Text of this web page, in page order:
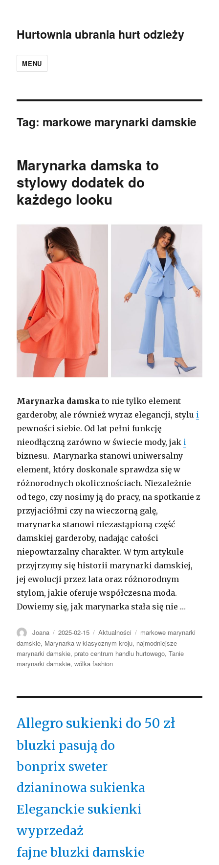
Hurtownia ubrania hurt odzieży
MENU
Tag: markowe marynarki damskie
Marynarka damska to
stylowy dodatek do
każdego looku
Marynarka damska to nie tylko element
garderoby, ale również wyraz elegancji, stylu i
pewności siebie. Od lat pełni funkcję
nieodłączną zarówno w świecie mody, jak i
biznesu. Marynarka stanowi uniwersalny
element, który doskonale sprawdza się w
różnorodnych okolicznościach. Niezależnie
od tego, czy nosimy ją do pracy, na spotkanie z
przyjaciółmi czy na wieczorną galę,
marynarka stanowi niezastąpioną część
damskiej garderoby, nadając całości
niepowtarzalny charakter. W tym artykule
przyjrzymy się historii marynarki damskiej,
jej ewolucji przez lata oraz różnorodnym
stylom, jakie oferuje współczesna moda.
Dowiemy się, jak marynarka stała się nie …
Autor
Joana Opublikowano
2025-02-15 Kategorie
Aktualności Tagi
markowe marynarki
damskie, Marynarka w klasycznym kroju, najmodniejsze
marynarki damskie,prato centrum handlu hurtowego,Tanie
marynarki damskie,wólka fashion
Allegro sukienki do 50 zł
bluzki pasują do
bonprix sweter
dzianinowa sukienka
Eleganckie sukienki
wyprzedaż
fajne bluzki damskie